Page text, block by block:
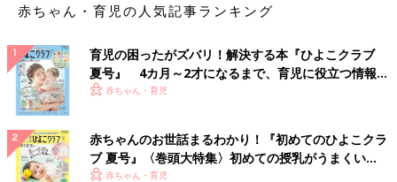
赤ちゃん・育児の人気記事ランキング
育児の困ったがズバリ！解決する本『ひよこクラブ
夏号』 4カ月～2才になるまで、育児に役立つ情報が
いっぱい！
赤ちゃん・育児
赤ちゃんのお世話まるわかり！『初めてのひよこクラ
ブ 夏号』〈巻頭大特集〉初めての授乳がうまくい
く！ おっぱい・ミルクの基本と夏のトラブル 解決テ
赤ちゃん・育児